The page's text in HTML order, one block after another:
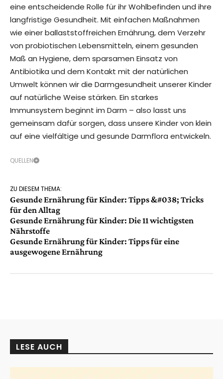
eine entscheidende Rolle für ihr Wohlbefinden und ihre
langfristige Gesundheit. Mit einfachen Maßnahmen
wie einer ballaststoffreichen Ernährung, dem Verzehr
von probiotischen Lebensmitteln, einem gesunden
Maß an Hygiene, dem sparsamen Einsatz von
Antibiotika und dem Kontakt mit der natürlichen
Umwelt können wir die Darmgesundheit unserer Kinder
auf natürliche Weise stärken. Ein starkes
Immunsystem beginnt im Darm – also lasst uns
gemeinsam dafür sorgen, dass unsere Kinder von klein
auf eine vielfältige und gesunde Darmflora entwickeln.
QUELLEN
ZU DIESEM THEMA:
Gesunde Ernährung für Kinder: Tipps &#038; Tricks
für den Alltag
Gesunde Ernährung für Kinder: Die 11 wichtigsten
Nährstoffe
Gesunde Ernährung für Kinder: Tipps für eine
ausgewogene Ernährung
LESE AUCH